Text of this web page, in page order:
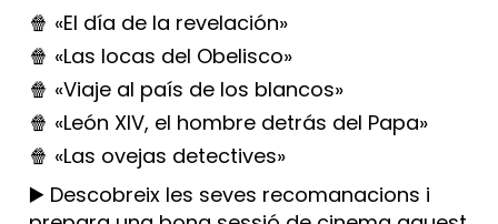
🍿 «El día de la revelación»
🍿 «Las locas del Obelisco»
🍿 «Viaje al país de los blancos»
🍿 «León XIV, el hombre detrás del Papa»
🍿 «Las ovejas detectives»
▶️ Descobreix les seves recomanacions i